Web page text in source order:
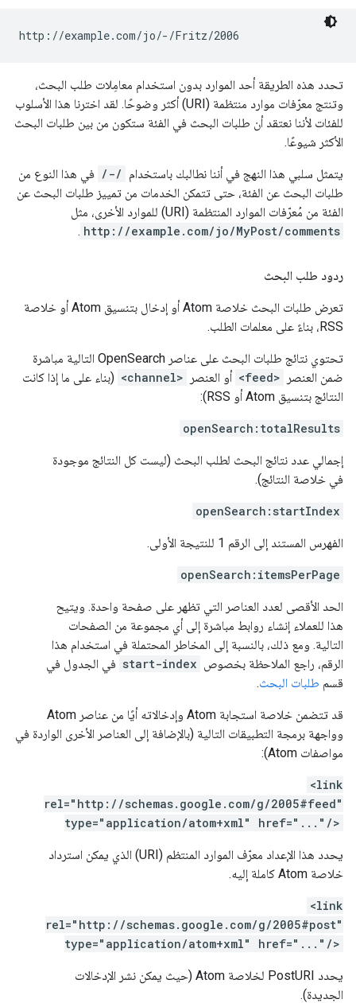
تحدد هذه الطريقة أحد الموارد بدون استخدام معامِلات طلب البحث،
وتنتج معرّفات موارد منتظمة (URI) أكثر وضوحًا. لقد اخترنا هذا الأسلوب
للفئات لأننا نعتقد أن طلبات البحث في الفئة ستكون من بين طلبات البحث
الأكثر شيوعًا.
يتمثل سلبي هذا النهج في أننا نطالبك باستخدام /-/ في هذا النوع من
طلبات البحث عن الفئة، حتى تتمكن الخدمات من تمييز طلبات البحث عن
الفئة من مُعرّفات الموارد المنتظمة (URI) للموارد الأخرى، مثل
http://example.com/jo/MyPost/comments
.
ردود طلب البحث
تعرض طلبات البحث خلاصة Atom أو إدخال بتنسيق Atom أو خلاصة
RSS، بناءً على معلمات الطلب.
تحتوي نتائج طلبات البحث على عناصر OpenSearch التالية مباشرة
ضمن العنصر
<feed> أو العنصر <channel> (بناء على ما إذا كانت
النتائج بتنسيق Atom أو RSS):
openSearch:totalResults
إجمالي عدد نتائج البحث لطلب البحث (ليست كل النتائج موجودة
في خلاصة النتائج).
openSearch:startIndex
الفهرس المستند إلى الرقم 1 للنتيجة الأولى.
openSearch:itemsPerPage
الحد الأقصى لعدد العناصر التي تظهر على صفحة واحدة. ويتيح
هذا للعملاء إنشاء روابط مباشرة إلى أي مجموعة من الصفحات
التالية. ومع ذلك، بالنسبة إلى المخاطر المحتملة في استخدام هذا
الرقم، راجع الملاحظة بخصوص start-index في الجدول في
قسم طلبات البحث.
قد تتضمن خلاصة استجابة Atom وإدخالاته أيًا من عناصر Atom
وواجهة برمجة التطبيقات التالية (بالإضافة إلى العناصر الأخرى الواردة في
مواصفات Atom):
<link
rel="http://schemas.google.com/g/2005#feed"
type="application/atom+xml" href="..."/>
يحدد هذا الإعداد معرّف الموارد المنتظم (URI) الذي يمكن استرداد
خلاصة Atom كاملة إليه.
<link
rel="http://schemas.google.com/g/2005#post"
type="application/atom+xml" href="..."/>
يحدد PostURI لخلاصة Atom (حيث يمكن نشر الإدخالات
الجديدة).